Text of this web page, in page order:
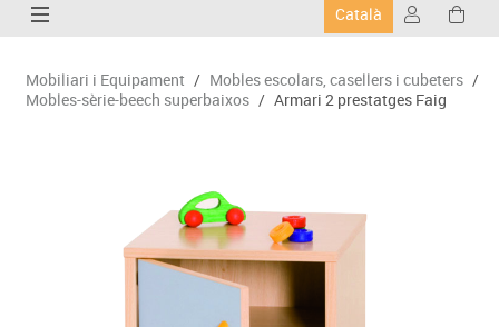
Català
Mobiliari i Equipament / Mobles escolars, casellers i cubeters /
Mobles-sèrie-beech superbaixos / Armari 2 prestatges Faig